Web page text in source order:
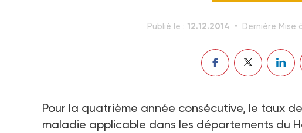
Publié le : 12.12.2014 Dernière Mise
Pour la quatrième année consécutive, le taux
maladie applicable dans les départements du